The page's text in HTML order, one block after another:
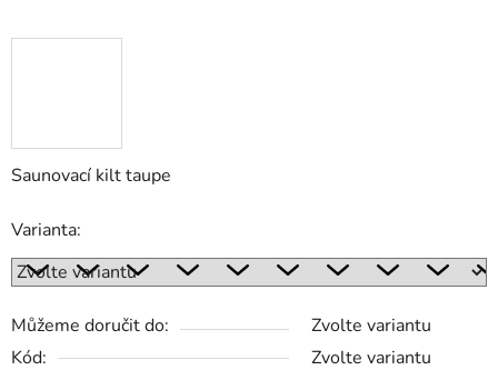
Saunovací kilt taupe
Varianta:
Můžeme doručit do:
Zvolte variantu
Kód:
Zvolte variantu